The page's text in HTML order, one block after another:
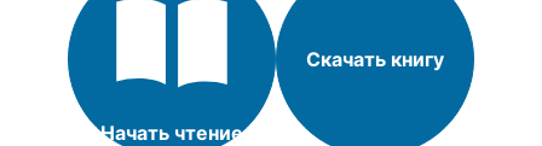
Начать чтение
Скачать книгу